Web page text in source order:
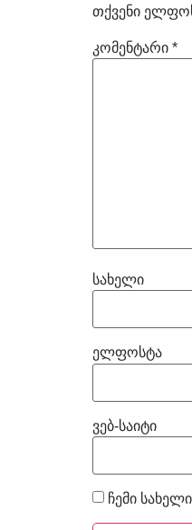
თქვენი
კომენტარი *
სახელი
ელფოსტა
ვებ-საიტი
ჩემი